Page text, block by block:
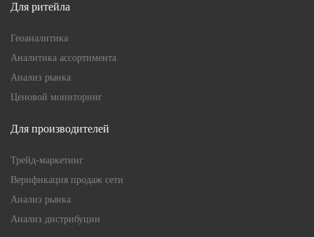
Для ритейла
Геоаналитика
Аналитика ассортимента
Анализ рынка
Ценовой мониторинг
Для производителей
Трейд-маркетинг
Верификация продаж сети
Анализ рынка
Анализ дистрибуции